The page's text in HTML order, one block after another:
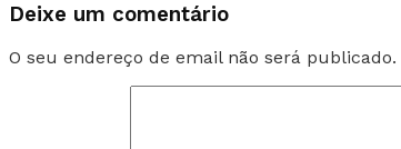
Deixe um comentário
O seu endereço de email não será publicado.